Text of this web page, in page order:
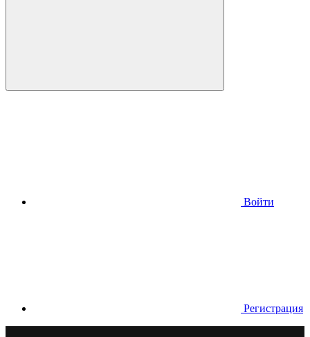
Войти
Регистрация